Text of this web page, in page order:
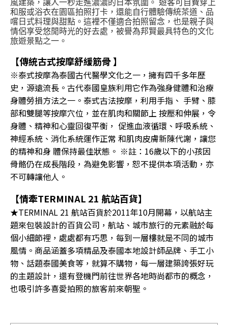
風建築，讓人一秒走進濃濃的日本氛圍。 遊客可自費穿上
和服或浴衣在園區拍照打卡，還能自行體驗傳統茶道、品
嚐日式料理與甜點。這裡不僅適合拍照留念，也是親子與
情侶享受悠閒時光的好去處，被譽為邦賢最具特色的文化
旅遊景點之一。
【傳統古式按摩舒緩筋骨 】
※泰式按摩為泰國古代醫學文化之一，擁有四千多年歷
史，源遠流長。古代泰國皇族利用它作為強身健體和治療
身體勞損方法之一。泰式古法按摩，利用手指、 手臂、膝
部和雙腿等按摩穴位，並在肌肉和關節上 按壓和伸展，令
身體、精神和心靈回復平衡， 促進血液循環、呼吸系統、
神經系統、消化系統運作正常 和肌肉皮膚新陳代謝，讓您
的精神和身 體保持最佳狀態。 ※註：16歲以下的小孩因
骨骼仍在成長階段，為避免影響，恕不提供本項活動，亦
不可轉讓他人。
【情牽TERMINAL 21 航站百貨】
★TERMINAL 21 航站百貨於2011年10月開幕，以航站主
題來包裝設計的百貨公司，航站、城市旅行的元素融於每
個小細節裡，處處都有巧思，每到一層樓就是不同的城市
風情。商品涵蓋多項精品及泰國本地設計師品牌、手工小
物、話題泰國美食等，就算不購物，每一層建築誇張好玩
的主題設計，還有登機門前往世界各地時尚都市的概念，
也吸引許多喜愛拍照的旅客前來朝聖。